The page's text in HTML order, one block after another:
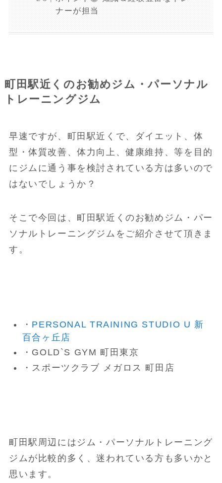
ナーが担当
町田駅近くのお勧めジム・パーソナル
トレーニングジム
早速ですが、町田駅近くで、ダイエット、体
型・体質改善、体力向上、健康維持、等を目的
にジムに通う事を検討されている方は多いので
はないでしょうか？
そこで今回は、町田駅近くのお勧めジム・パー
ソナルトレーニングジムをご紹介させて頂きま
す。
・ PERSONAL TRAINING STUDIO U 新
百合ヶ丘店
・GOLD`S GYM 町田東京
・スポーツクラブ メガロス 町田店
町田駅周辺にはジム・パーソナルトレーニング
ジムが比較的多く、迷われている方も多いかと
思います。